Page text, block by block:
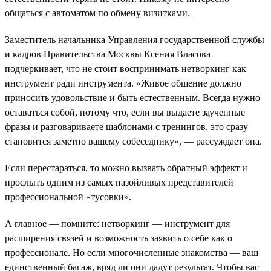
общаться с автоматом по обмену визитками.
Заместитель начальника Управления государственной службы
и кадров Правительства Москвы Ксения Власова
подчеркивает, что не стоит воспринимать нетворкинг как
инструмент ради инструмента. «Живое общение должно
приносить удовольствие и быть естественным. Всегда нужно
оставаться собой, потому что, если вы выдаете заученные
фразы и разговариваете шаблонами с тренингов, это сразу
становится заметно вашему собеседнику», — рассуждает она.
Если перестараться, то можно вызвать обратный эффект и
прослыть одним из самых назойливых представителей
профессиональной «тусовки».
А главное — помните: нетворкинг — инструмент для
расширения связей и возможность заявить о себе как о
профессионале. Но если многочисленные знакомства — ваш
единственный багаж, вряд ли они дадут результат. Чтобы вас